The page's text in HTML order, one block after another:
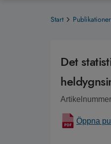
Start Publikationer
Det
Öppna